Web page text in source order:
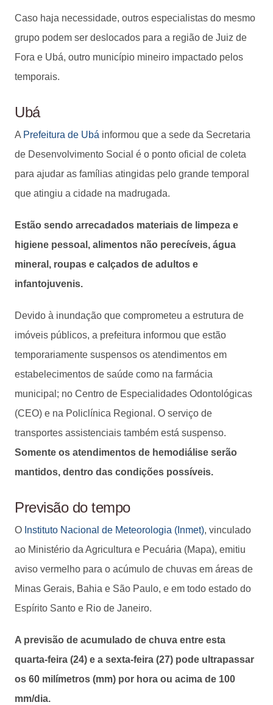
Caso haja necessidade, outros especialistas do mesmo
grupo podem ser deslocados para a região de Juiz de
Fora e Ubá, outro município mineiro impactado pelos
temporais.
Ubá
A Prefeitura de Ubá informou que a sede da Secretaria
de Desenvolvimento Social é o ponto oficial de coleta
para ajudar as famílias atingidas pelo grande temporal
que atingiu a cidade na madrugada.
Estão sendo arrecadados materiais de limpeza e
higiene pessoal, alimentos não perecíveis, água
mineral, roupas e calçados de adultos e
infantojuvenis.
Devido à inundação que comprometeu a estrutura de
imóveis públicos, a prefeitura informou que estão
temporariamente suspensos os atendimentos em
estabelecimentos de saúde como na farmácia
municipal; no Centro de Especialidades Odontológicas
(CEO) e na Policlínica Regional. O serviço de
transportes assistenciais também está suspenso.
Somente os atendimentos de hemodiálise serão
mantidos, dentro das condições possíveis.
Previsão do tempo
O Instituto Nacional de Meteorologia (Inmet), vinculado
ao Ministério da Agricultura e Pecuária (Mapa), emitiu
aviso vermelho para o acúmulo de chuvas em áreas de
Minas Gerais, Bahia e São Paulo, e em todo estado do
Espírito Santo e Rio de Janeiro.
A previsão de acumulado de chuva entre esta
quarta-feira (24) e a sexta-feira (27) pode ultrapassar
os 60 milímetros (mm) por hora ou acima de 100
mm/dia.